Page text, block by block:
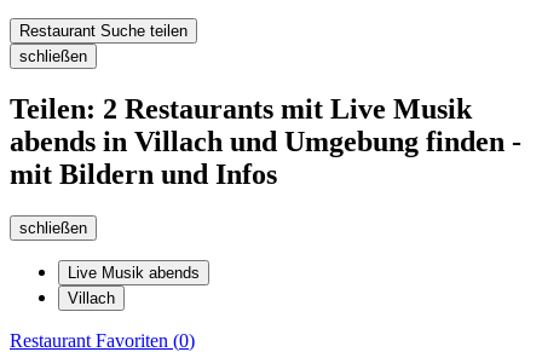
Restaurant Suche teilen
schließen
Teilen: 2 Restaurants mit Live Musik
abends in Villach und Umgebung finden -
mit Bildern und Infos
schließen
Live Musik abends
Villach
Restaurant Favoriten (0)